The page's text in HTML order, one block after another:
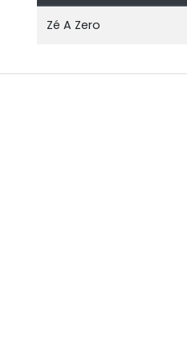
Zé A Zero